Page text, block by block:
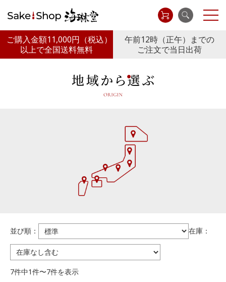
ご購入金額11,000円 （税込）
以上で全国送料無料
午前12時（正午）までの
ご注文で当日出荷
並び順： 在庫：
7件中1件〜7件を表示